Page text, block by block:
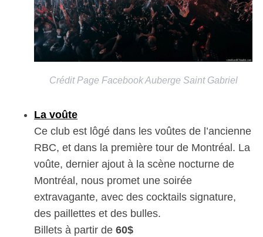
Crédit Page Facebook Auberge Saint Gabriel
La voûte
Ce club est lôgé dans les voûtes de l’ancienne
RBC, et dans la première tour de Montréal. La
voûte, dernier ajout à la scène nocturne de
Montréal, nous promet une soirée
extravagante, avec des cocktails signature,
des paillettes et des bulles.
Billets à partir de 60$